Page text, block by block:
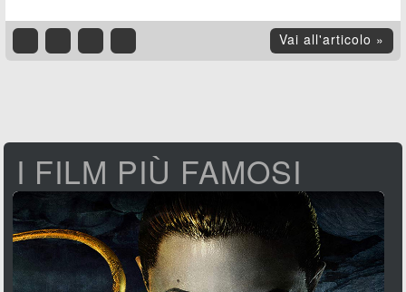
Vai all'articolo »
I FILM PIÙ FAMOSI